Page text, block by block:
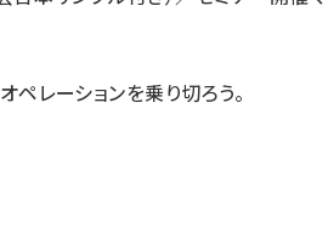
レーションを乗り切ろう。